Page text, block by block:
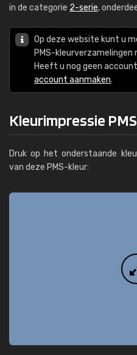
in de categorie 2-serie,
Op deze website kunt u
PMS-kleurverzamelingen
Heeft u nog geen
account aanmaken.
Kleurimpressie PMS
Druk op het onderstaande
van deze PMS-kleur: